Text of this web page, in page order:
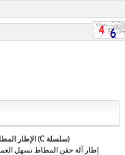
عالية الدقة C-الإطار المطاط آلة حقن (C سلسلة)